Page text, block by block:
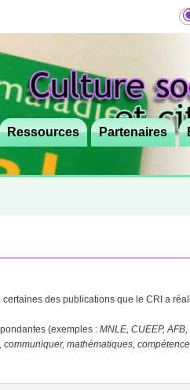
Ressources Partenaires
des publications que le CRI a
(exemples : MNLE, CUEEP,
mathématiques,